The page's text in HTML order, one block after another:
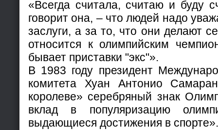
«Всегда считала, считаю и буду
говорит она, – что людей надо
заслуги, а за то, что они делают
относится к олимпийским
бывает приставки "экс"».
В 1983 году президент
комитета Хуан Антонио
королеве» серебряный знак
вклад в популяризацию
выдающиеся достижения в спорте».